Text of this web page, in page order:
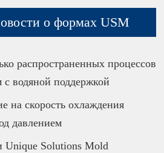
о формах USM
распространенных процессов
с водяной поддержкой
на скорость охлаждения
давлением
Solutions Mold